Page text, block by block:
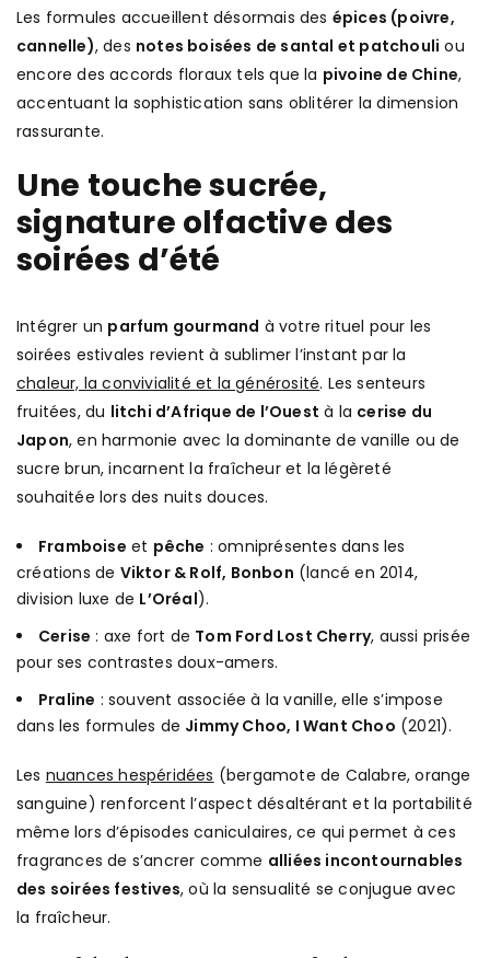
Les formules accueillent désormais des épices (poivre,
cannelle), des notes boisées de santal et patchouli ou
encore des accords floraux tels que la pivoine de Chine,
accentuant la sophistication sans oblitérer la dimension
rassurante.
Une touche sucrée,
signature olfactive des
soirées d’été
Intégrer un parfum gourmand à votre rituel pour les
soirées estivales revient à sublimer l’instant par la
chaleur, la convivialité et la générosité. Les senteurs
fruitées, du litchi d’Afrique de l’Ouest à la cerise du
Japon, en harmonie avec la dominante de vanille ou de
sucre brun, incarnent la fraîcheur et la légèreté
souhaitée lors des nuits douces.
Framboise et pêche : omniprésentes dans les
créations de Viktor & Rolf, Bonbon (lancé en 2014,
division luxe de L’Oréal).
Cerise : axe fort de Tom Ford Lost Cherry, aussi prisée
pour ses contrastes doux-amers.
Praline : souvent associée à la vanille, elle s’impose
dans les formules de Jimmy Choo, I Want Choo (2021).
Les nuances hespéridées (bergamote de Calabre, orange
sanguine) renforcent l’aspect désaltérant et la portabilité
même lors d’épisodes caniculaires, ce qui permet à ces
fragrances de s’ancrer comme alliées incontournables
des soirées festives, où la sensualité se conjugue avec
la fraîcheur.